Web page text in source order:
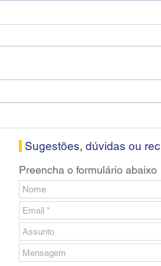
Sugestões, dúvidas ou
Preencha o formulário abaixo